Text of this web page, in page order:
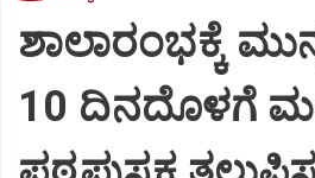
ಶಾಲಾರಂಭಕ್ಕೆ
10 ದಿನದೊಳಗೆ